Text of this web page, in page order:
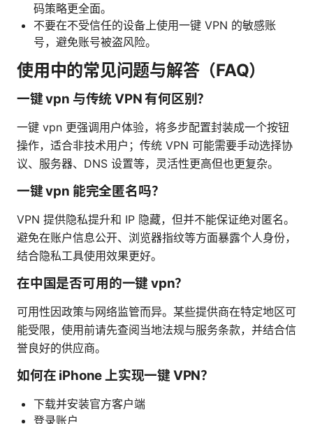
码策略更全面。
不要在不受信任的设备上使用一键 VPN 的敏感账
号，避免账号被盗风险。
使用中的常见问题与解答（FAQ）
一键 vpn 与传统 VPN 有何区别？
一键 vpn 更强调用户体验，将多步配置封装成一个按钮
操作，适合非技术用户；传统 VPN 可能需要手动选择协
议、服务器、DNS 设置等，灵活性更高但也更复杂。
一键 vpn 能完全匿名吗？
VPN 提供隐私提升和 IP 隐藏，但并不能保证绝对匿名。
避免在账户信息公开、浏览器指纹等方面暴露个人身份，
结合隐私工具使用效果更好。
在中国是否可用的一键 vpn？
可用性因政策与网络监管而异。某些提供商在特定地区可
能受限，使用前请先查阅当地法规与服务条款，并结合信
誉良好的供应商。
如何在 iPhone 上实现一键 VPN？
下载并安装官方客户端
登录账户